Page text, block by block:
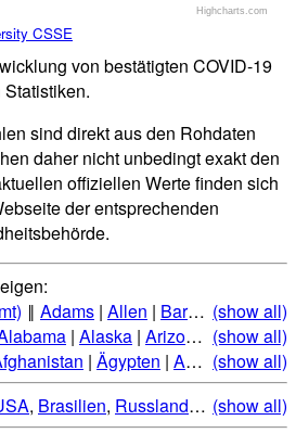
Highcharts.com
CSSE
von bestätigten COVID-19
sind direkt aus den Rohdaten
daher nicht unbedingt exakt den
offiziellen Werte finden sich
der entsprechenden
‖ Adams | Allen | Bartholomew |
(show all)
| Alaska | Arizona |Arkansas
(show all)
| Ägypten | Albanien |
(show all)
, Brasilien, Russland,Indien,
(show all)